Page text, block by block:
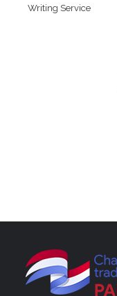
Writing Service